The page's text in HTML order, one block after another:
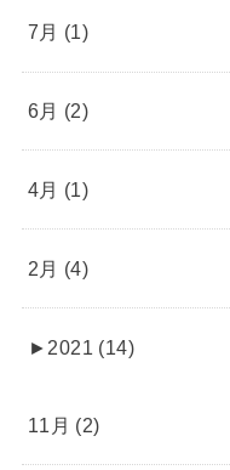
7月 (1)
6月 (2)
4月 (1)
2月 (4)
► 2021 (14)
11月 (2)